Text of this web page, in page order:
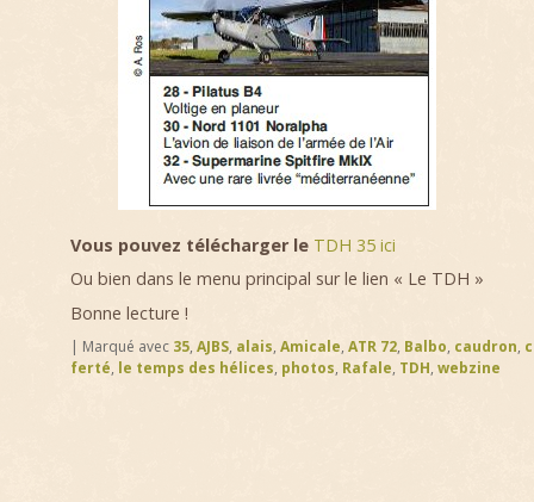
Vous pouvez télécharger le TDH 35 ici
Ou bien dans le menu principal sur le lien « Le TDH »
Bonne lecture !
| Marqué avec 35, AJBS, alais, Amicale, ATR 72, Balbo, caudron,
ferté, le temps des hélices, photos, Rafale, TDH, webzine